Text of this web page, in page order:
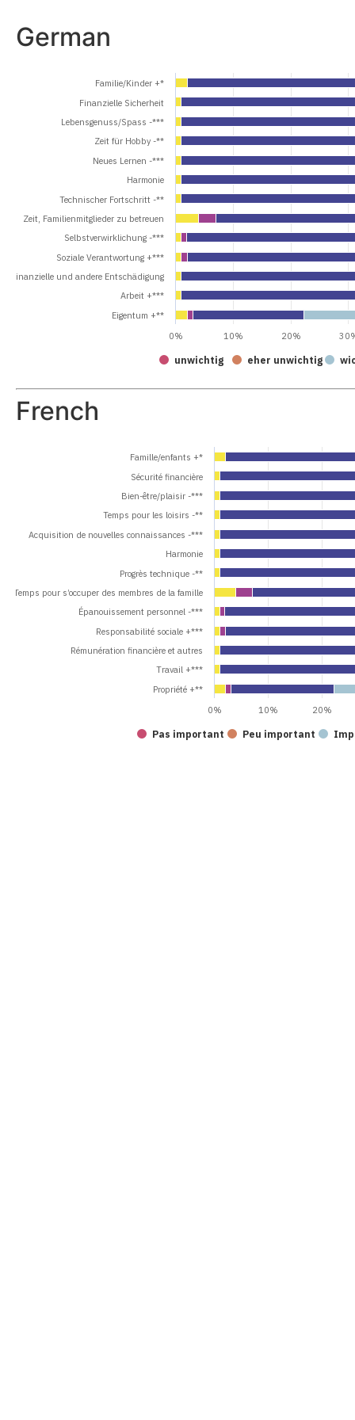
German
unwichtig eher unwichtig
Familie/Kinder +*
Finanzielle Sicherheit
Lebensgenuss/Spass -***
Zeit für Hobby -**
Neues Lernen -***
Harmonie
Technischer Fortschritt -**
Zeit, Familienmitglieder zu betreuen
Selbstverwirklichung -***
Soziale Verantwortung +***
Finanzielle und andere Entschädigung
Arbeit +***
Eigentum +**
0%
10% 20%
French
Pas important Peu important
Famille/enfants +*
Sécurité financière
Bien-être/plaisir -***
Temps pour les loisirs -**
Acquisition de nouvelles connaissances -***
Harmonie
Progrès technique -**
Temps pour s’occuper des membres de la famille
Épanouissement personnel -***
Responsabilité sociale +***
Rémunération financière et autres
Travail +***
Propriété +**
0%
10% 20%